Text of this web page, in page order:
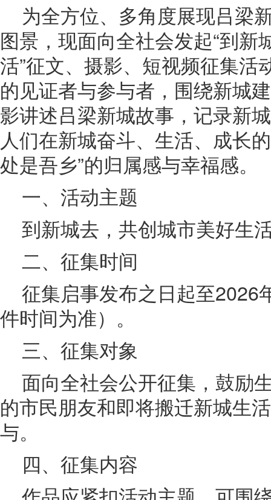
为全方位、多角度展现吕梁
图景，现面向全社会发起“到新
活”征文、摄影、短视频征集活
的见证者与参与者，围绕新城
影讲述吕梁新城故事，记录新
人们在新城奋斗、生活、成长
处是吾乡”的归属感与幸福感。
一、活动主题
到新城去，共创城市美好生
二、征集时间
征集启事发布之日起至2026
件时间为准）。
三、征集对象
面向全社会公开征集，鼓励
的市民朋友和即将搬迁新城生
与。
四、征集内容